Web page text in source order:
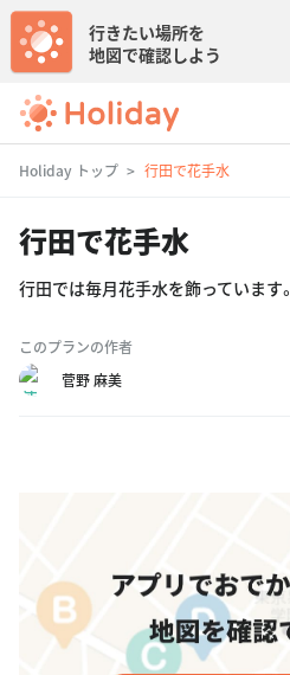
行きたい場所を
地図で確認しよう
Holiday トップ 行田で花手水
行田で花手水
行田では毎月花手水を飾っています。
このプランの作者
菅野 麻美